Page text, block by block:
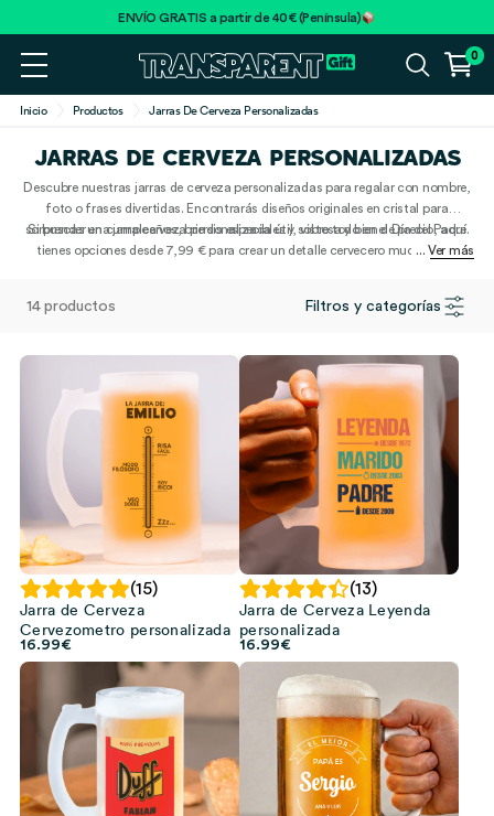
ENVÍO GRATIS a partir de 40€ (Península)
0
Inicio Productos Jarras De Cerveza Personalizadas
JARRAS DE CERVEZA PERSONALIZADAS
... Ver más
Descubre nuestras jarras de cerveza personalizadas para regalar con nombre,
foto o frases divertidas. Encontrarás diseños originales en cristal para
sorprender en cumpleaños, brindis especiales y sobre todo en el Día del Padre.
Si buscas una jarra cerveza personalizada útil, vistosa y bien de precio, aquí
tienes opciones desde 7,99 € para crear un detalle cervecero mucho más
14 productos Filtros y categorías
(15)
Jarra de Cerveza
Cervezometro personalizada
16.99€
(13)
Jarra de Cerveza Leyenda
personalizada
16.99€